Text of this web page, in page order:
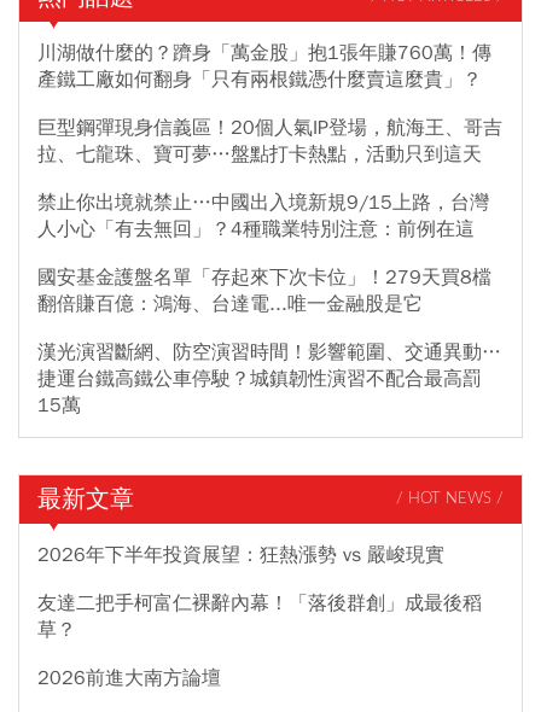
川湖做什麼的？躋身「萬金股」抱1張年賺760萬！傳
產鐵工廠如何翻身「只有兩根鐵憑什麼賣這麼貴」？
巨型鋼彈現身信義區！20個人氣IP登場，航海王、哥吉
拉、七龍珠、寶可夢…盤點打卡熱點，活動只到這天
禁止你出境就禁止…中國出入境新規9/15上路，台灣
人小心「有去無回」？4種職業特別注意：前例在這
國安基金護盤名單「存起來下次卡位」！279天買8檔
翻倍賺百億：鴻海、台達電...唯一金融股是它
漢光演習斷網、防空演習時間！影響範圍、交通異動…
捷運台鐵高鐵公車停駛？城鎮韌性演習不配合最高罰
15萬
最新文章 / HOT NEWS /
2026年下半年投資展望：狂熱漲勢 vs 嚴峻現實
友達二把手柯富仁裸辭內幕！「落後群創」成最後稻
草？
2026前進大南方論壇